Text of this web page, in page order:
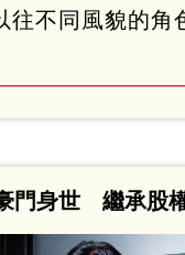
往不同風貌的角
氣水電工，被男
外的她曾與唐治
門身世 繼承股